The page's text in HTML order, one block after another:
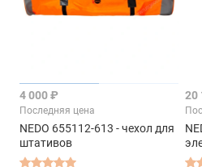
4 000 ₽
Последняя цена
NEDO 655112-613 - чехол для
штативов
20